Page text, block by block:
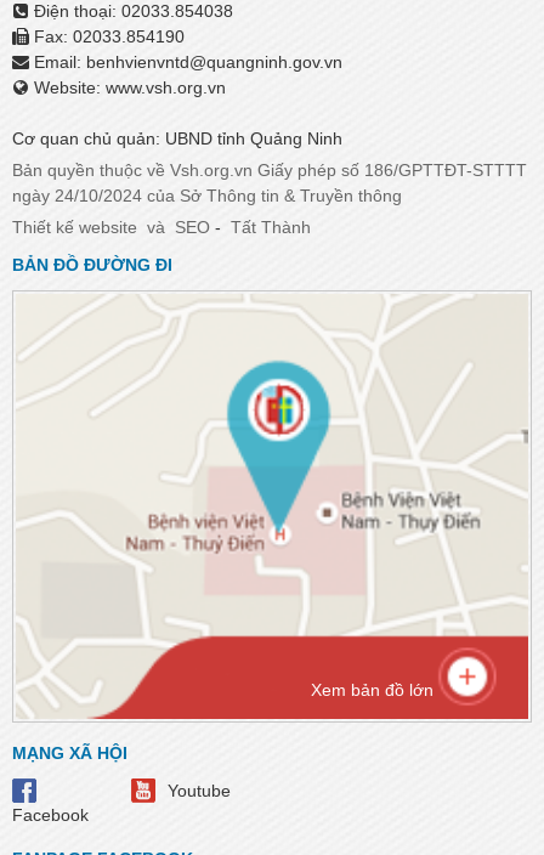
Điện thoại: 02033.854038
Fax: 02033.854190
Email: benhvienvntd@quangninh.gov.vn​​​​​​​
Website: www.vsh.org.vn
Cơ quan chủ quản: UBND tỉnh Quảng Ninh
Bản quyền thuộc về Vsh.org.vn Giấy phép số 186/GPTTĐT-STTTT
ngày 24/10/2024 của Sở Thông tin & Truyền thông
Thiết kế website và SEO - Tất Thành
BẢN ĐỒ ĐƯỜNG ĐI
Xem bản đồ lớn
MẠNG XÃ HỘI
Facebook
Youtube